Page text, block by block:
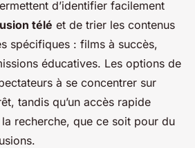
d’identifier facilement
télé et de trier les contenus
spécifiques : films à succès,
éducatives. Les options de
à se concentrer sur
tandis qu’un accès rapide
recherche, que ce soit pour du